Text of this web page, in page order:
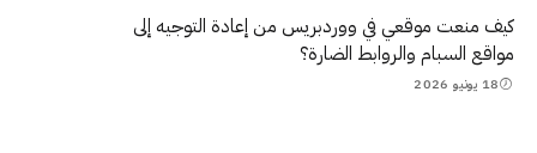
كيف منعت موقعي في ووردبريس من إعادة التوجيه إلى
مواقع السبام والروابط الضارة؟
18 يونيو 2026